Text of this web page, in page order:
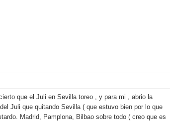
que el Juli en Sevilla toreo , y para mi , abrio la
Juli que quitando Sevilla ( que estuvo bien por lo que
Madrid, Pamplona, Bilbao sobre todo ( creo que es